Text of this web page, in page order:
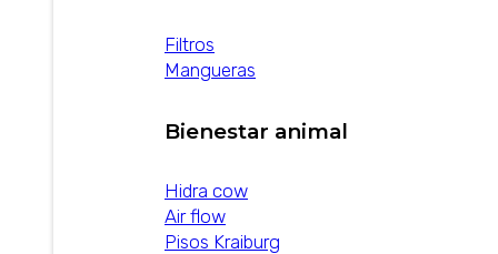
Filtros
Mangueras
Bienestar animal
Hidra cow
Air flow
Pisos Kraiburg